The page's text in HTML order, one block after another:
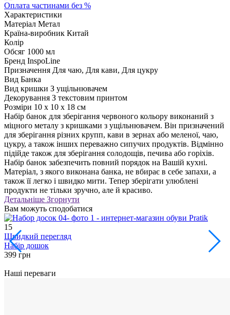
Оплата частинами без %
Характеристики
Матеріал Метал
Країна-виробник Китай
Колір
Обсяг 1000 мл
Бренд InspoLine
Призначення Для чаю, Для кави, Для цукру
Вид Банка
Вид кришки З ущільнювачем
Декорування З текстовим принтом
Розміри 10 х 10 х 18 см
Набір банок для зберігання червоного кольору виконаний з
міцного металу з кришками з ущільнювачем. Він призначений
для зберігання різних крупп, кави в зернах або меленої, чаю,
цукру, а також інших переважно сипучих продуктів. Відмінно
підійде також для зберігання солодощів, печива або горіхів.
Набір банок забезпечить повний порядок на Вашій кухні.
Матеріал, з якого виконана банка, не вбирає в себе запахи, а
також її легко і швидко мити. Тепер зберігати улюблені
продукти не тільки зручно, але й красиво.
Детальніше Згорнути
Вам можуть сподобатися
15
Швидкий перегляд
Набір дошок
399 грн
Наші переваги